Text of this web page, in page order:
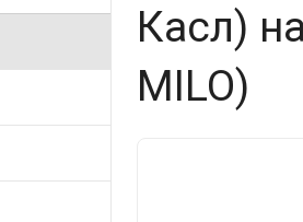
Касл)
MILO)